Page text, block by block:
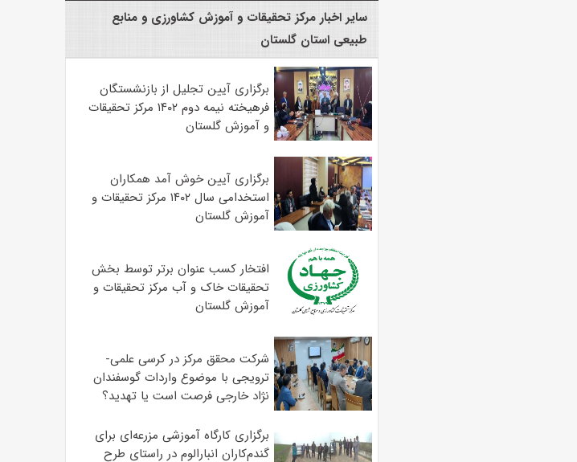
سایر اخبار مرکز تحقیقات و آموزش کشاورزی و منابع
طبیعی استان گلستان
برگزاری آیین تجلیل از بازنشستگان
فرهیخته نیمه دوم ۱۴۰۲ مرکز تحقیقات
و آموزش گلستان
برگزاری آیین خوش آمد همکاران
استخدامی سال ۱۴۰۲ مرکز تحقیقات و
آموزش گلستان
افتخار کسب عنوان برتر توسط بخش
تحقیقات خاک و آب مرکز تحقیقات و
آموزش گلستان
شرکت محقق مرکز در کرسی علمی-
ترویجی با موضوع واردات گوسفندان
نژاد خارجی فرصت است یا تهدید؟
برگزاری کارگاه آموزشی مزرعه‌ای برای
گندم‌کاران انبارالوم در راستای طرح